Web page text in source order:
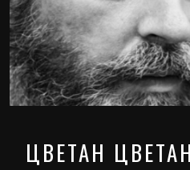
ЦВЕТАН